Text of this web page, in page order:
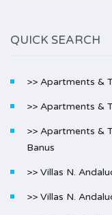
QUICK SEARCH
>> Apartments &
>> Apartments &
>> Apartments &
Banus
>> Villas N.
>> Villas N.